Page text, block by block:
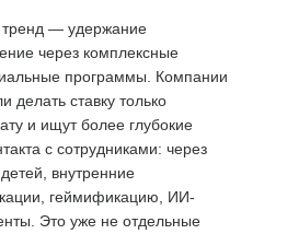
тренд — удержание
через комплексные
программы. Компании
делать ставку только
и ищут более глубокие
с сотрудниками: через
внутренние
геймификацию, ИИ-
Это уже не отдельные